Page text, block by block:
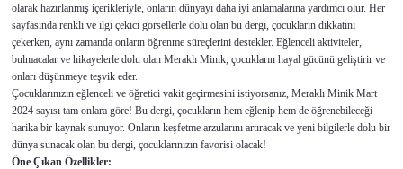
olarak hazırlanmış içerikleriyle, onların dünyayı daha iyi anlamalarına yardımcı olur. Her
sayfasında renkli ve ilgi çekici görsellerle dolu olan bu dergi, çocukların dikkatini
çekerken, aynı zamanda onların öğrenme süreçlerini destekler. Eğlenceli aktiviteler,
bulmacalar ve hikayelerle dolu olan Meraklı Minik, çocukların hayal gücünü geliştirir ve
onları düşünmeye teşvik eder.
Çocuklarınızın eğlenceli ve öğretici vakit geçirmesini istiyorsanız, Meraklı Minik Mart
2024 sayısı tam onlara göre! Bu dergi, çocukların hem eğlenip hem de öğrenebileceği
harika bir kaynak sunuyor. Onların keşfetme arzularını artıracak ve yeni bilgilerle dolu bir
dünya sunacak olan bu dergi, çocuklarınızın favorisi olacak!
Öne Çıkan Özellikler: